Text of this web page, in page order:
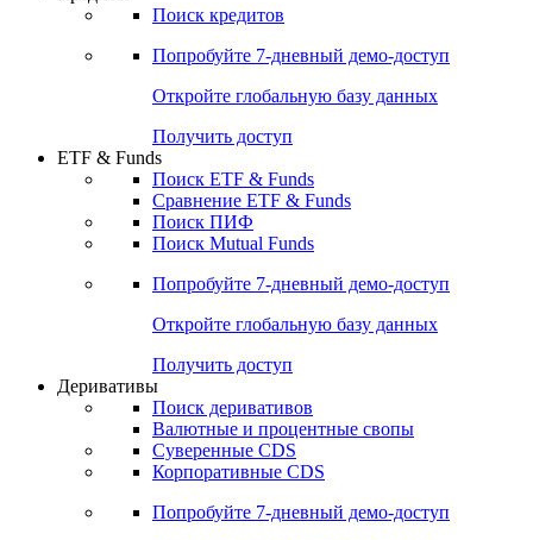
Поиск кредитов
Попробуйте 7-дневный демо-доступ
Откройте глобальную базу данных
Получить доступ
ETF & Funds
Поиск ETF & Funds
Сравнение ETF & Funds
Поиск ПИФ
Поиск Mutual Funds
Попробуйте 7-дневный демо-доступ
Откройте глобальную базу данных
Получить доступ
Деривативы
Поиск деривативов
Валютные и процентные свопы
Суверенные CDS
Корпоративные CDS
Попробуйте 7-дневный демо-доступ